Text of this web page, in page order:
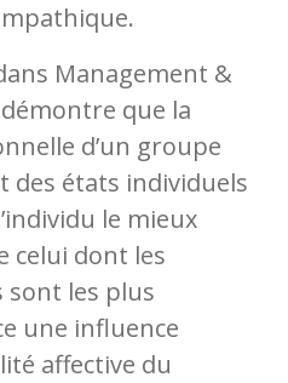
Management &
que la
d’un groupe
des états individuels
le mieux
celui dont les
sont les plus
une influence
affective du